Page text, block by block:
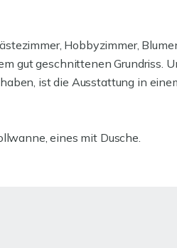
Hobbyzimmer,
gut geschnittenen Grundriss.
ist die Ausstattung in
eines mit Dusche.